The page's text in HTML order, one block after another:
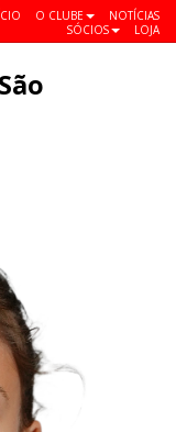
O CLUBE
NOTÍCIAS
SÓCIOS
LOJA